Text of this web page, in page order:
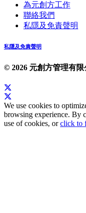
為元創方工作
聯絡我們
私隱及免責聲明
私隱及免責聲明
© 2026 元創方管理有限
We use cookies to
browsing experience. By
use of cookies, orclick to